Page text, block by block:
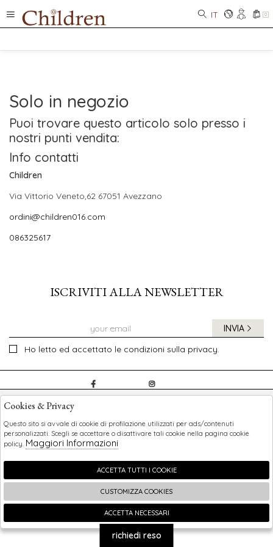
IT 0
Solo in negozio
Puoi trovare questo articolo solo presso i
nostri punti vendita:
Info contatti
Children
Via Vittorio Veneto,62 67051 Avezzano
ordini@children016.com
086325617
ISCRIVITI ALLA NEWSLETTER
Ho letto ed accettato le condizioni sulla privacy.
INVIA
SHOPPING
EXTRA
🍪
richiedi reso
Cookies & Privacy
Questo sito si avvale di cookie di profilazione utilizzati per ads/contenuti
personalizzati. Scegli se accettare o disattivare tali cookie nella pagina cookie
policy. Maggiori Informazioni
ACCETTA TUTTI I COOKIE
CUSTOMIZZA COOKIES
ACCETTA NECESSARI